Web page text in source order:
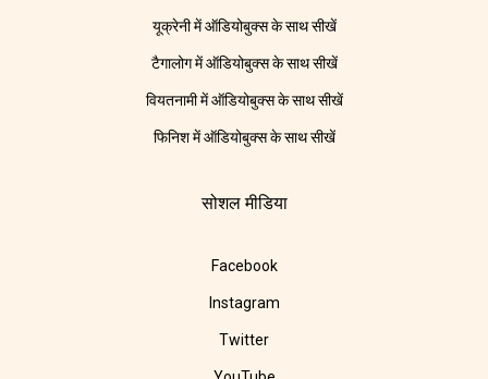
यूक्रेनी में ऑडियोबुक्स के साथ सीखें
टैगालोग में ऑडियोबुक्स के साथ सीखें
वियतनामी में ऑडियोबुक्स के साथ सीखें
फिनिश में ऑडियोबुक्स के साथ सीखें
सोशल मीडिया
Facebook
Instagram
Twitter